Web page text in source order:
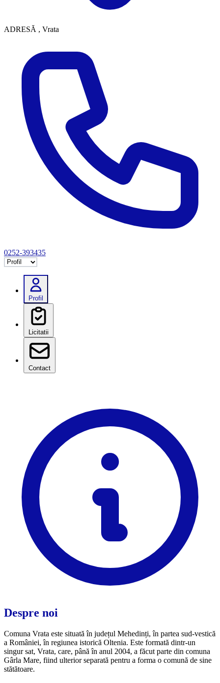
ADRESĂ , Vrata
0252-393435
Selectează tab
Profil
Licitatii
Contact
Despre noi
Comuna Vrata este situată în județul Mehedinți, în partea sud-vestică
a României, în regiunea istorică Oltenia. Este formată dintr-un
singur sat, Vrata, care, până în anul 2004, a făcut parte din comuna
Gârla Mare, fiind ulterior separată pentru a forma o comună de sine
stătătoare.